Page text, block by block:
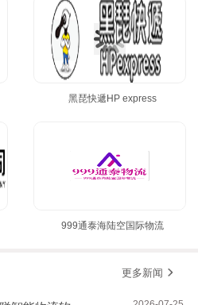
黑琵快遞HP express
999通泰海陆空国际物流
更多新闻